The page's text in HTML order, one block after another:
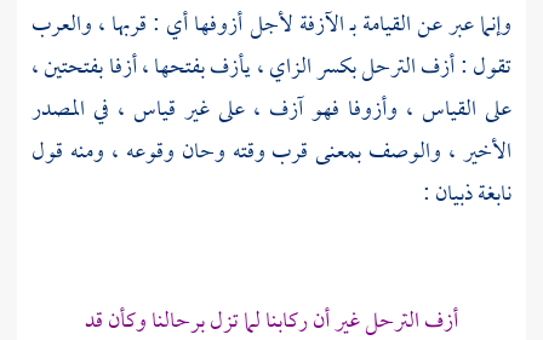
وإنما عبر عن القيامة بـ الآزفة لأجل أزوفها أي : قربها ، والعرب
تقول : أزف الترحل بكسر الزاي ، يأزف بفتحها ، أزفا بفتحتين ،
على القياس ، وأزوفا فهو آزف ، على غير قياس ، في المصدر
الأخير ، والوصف بمعنى قرب وقته وحان وقوعه ، ومنه قول
نابغة ذبيان:
أزف الترحل غير أن ركابنا لما تزل برحالنا وكأن قد